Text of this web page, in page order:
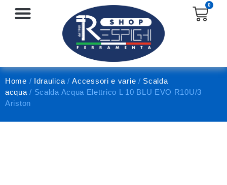
0
Home / Idraulica /Accessori e varie / Scalda
acqua / Scalda Acqua Elettrico L 10 BLU EVO R10U/3
Ariston